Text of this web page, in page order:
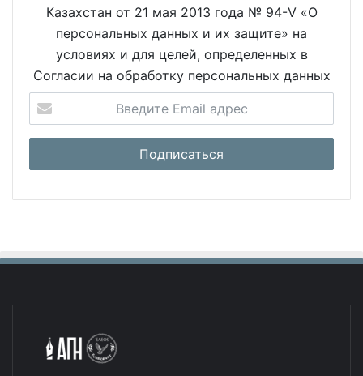
Казахстан от 21 мая 2013 года № 94-V «О
персональных данных и их защите» на
условиях и для целей, определенных в
Согласии на обработку персональных данных